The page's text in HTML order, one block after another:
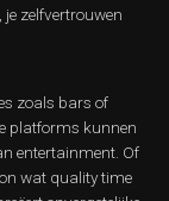
zelfvertrouwen
zoals bars of
platforms kunnen
entertainment. Of
wat quality time